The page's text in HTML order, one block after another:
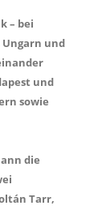
– bei
und
und
sowie
die
Tarr,